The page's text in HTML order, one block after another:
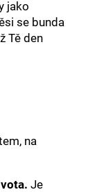
jako
se bunda
Tě den
na
Je